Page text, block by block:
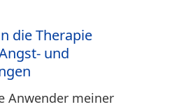
die Therapie
und
Anwender meiner